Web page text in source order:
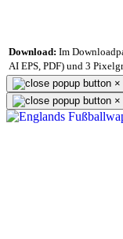
Download: Im
AI EPS, PDF) und 3
×
×